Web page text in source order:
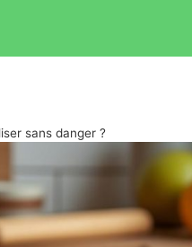
sans danger ?